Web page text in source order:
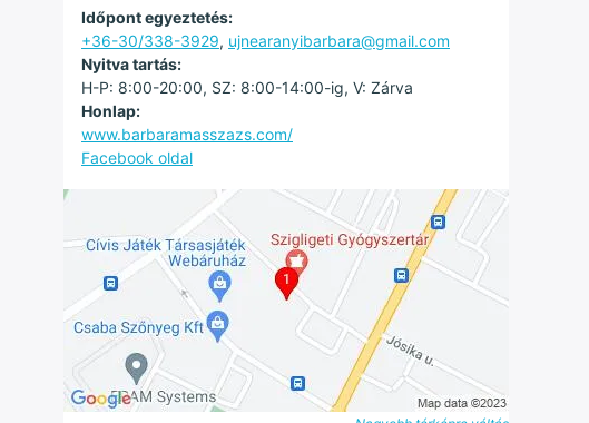
Időpont egyeztetés:
+36-30/338-3929, ujnearanyibarbara@gmail.com
Nyitva tartás:
H-P: 8:00-20:00, SZ: 8:00-14:00-ig, V: Zárva
Honlap:
www.barbaramasszazs.com/
Facebook oldal